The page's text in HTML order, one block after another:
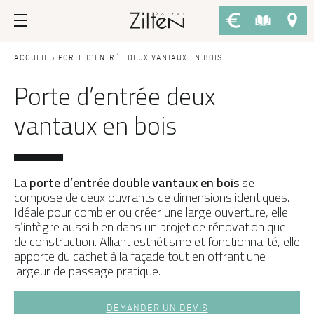
Nos portes d’entrée
PAR TYPE
Porte d’entrée
Porte de service
Porte grand trafic
Porte d'entrée sur-mesure
PAR STYLE
Portes d'entrée modernes
Portes d’entrée traditionnelles
Conseils
LE CHOIX
Savoir-faire
Design
Inspirations
LES ATOUTS
Performances
Usage
Fiscalité
ACCUEIL » PORTE D’ENTRÉE DEUX VANTAUX EN BOIS
Porte d’entrée deux
vantaux en bois
Laporte d’entrée double vantaux en boisse
compose de deux ouvrants de dimensions identiques.
Idéale pour combler ou créer une large ouverture, elle
s’intègre aussi bien dans un projet de rénovation que
de construction. Alliant esthétisme et fonctionnalité, elle
apporte du cachet à la façade tout en offrant une
largeur de passage pratique.
DEMANDER UN DEVIS
Afficher plus de filtres
APPLIQUER LES FILTRES